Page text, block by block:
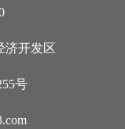
济开发区
号